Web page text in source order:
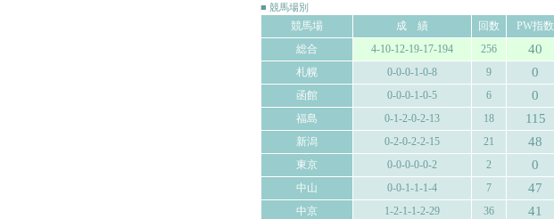
■ 競馬場別
競馬場 成 績 回数 PW指数
総合
4-10-12-19-17-194 256 40
札幌 0-0-0-1-0-8 9 0
函館 0-0-0-1-0-5 6 0
福島 0-1-2-0-2-13 18 115
新潟 0-2-0-2-2-15 21 48
東京 0-0-0-0-0-2 2 0
中山 0-0-1-1-1-4 7 47
中京 1-2-1-1-2-29 36 41